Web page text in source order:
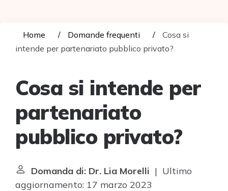
Home Domande frequenti
Cosa si
intende per partenariato pubblico privato?
Cosa si intende per
partenariato
pubblico privato?
Domanda di: Dr. Lia Morelli | Ultimo
aggiornamento: 17 marzo 2023